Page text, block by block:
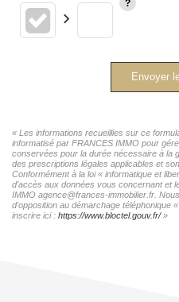
Envoyer
« Les informations recueillies sur ce
informatisé par FRANCES IMMO pour
conservées pour la durée nécessaire à la
des prescriptions légales applicables et
Conformément à la loi « informatique et
d'accès aux données vous concernant et
IMMO agence@frances-immobilier.fr.
d'opposition au démarchage téléphonique
inscrire ici : https://www.bloctel.gouv.fr/»